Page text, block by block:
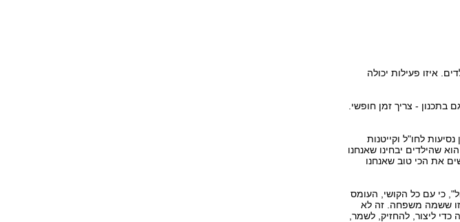
איזו פעילות יכולה
בתכנון - צריך זמן חופשי.
לחו"ל וקייטנות
שהילדים יבחינו שאנחנו
את הכי טוב שאנחנו
כי עם כל הקושי, העומס
ששמה משפחה. זה לא
ליצור, להחזיק, לשמר,